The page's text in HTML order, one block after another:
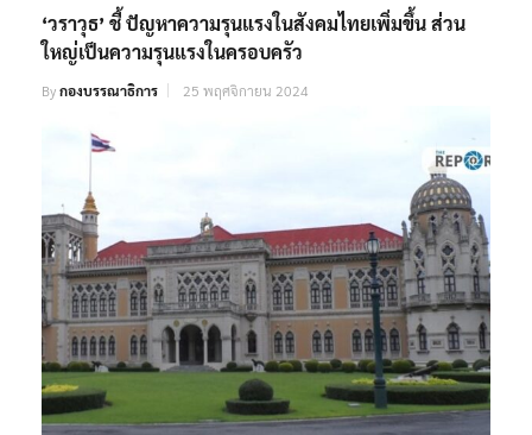
‘วราวุธ’ ชี้ ปัญหาความรุนแรงในสังคมไทยเพิ่มขึ้น ส่วน
ใหญ่เป็นความรุนแรงในครอบครัว
Byกองบรรณาธิการ 25 พฤศจิกายน 2024